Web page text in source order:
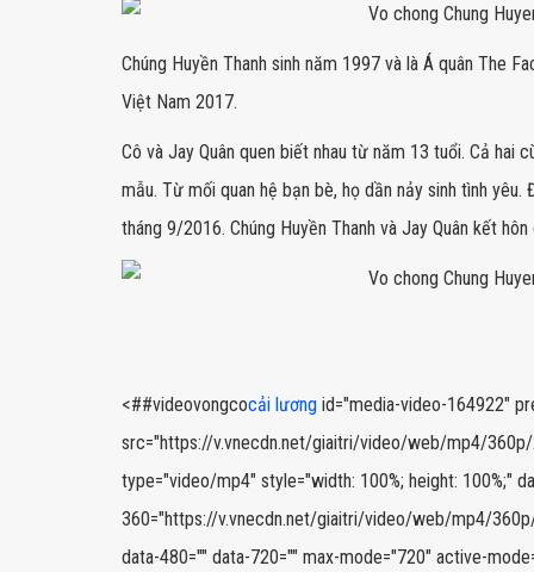
Chúng Huyền Thanh sinh năm 1997 và là Á quân The
Việt Nam 2017.
Cô và Jay Quân quen biết nhau từ năm 13 tuổi. Cả hai
mẫu. Từ mối quan hệ bạn bè, họ dần nảy sinh tình
tháng 9/2016. Chúng Huyền Thanh và Jay Quân kết
<##videovongcocải lương id="media-video-164922"
src="https://v.vnecdn.net/giaitri/video/web/mp4/
type="video/mp4" style="width: 100%; height: 100%;"
360="https://v.vnecdn.net/giaitri/video/web/mp4/
data-480="" data-720="" max-mode="720" active-